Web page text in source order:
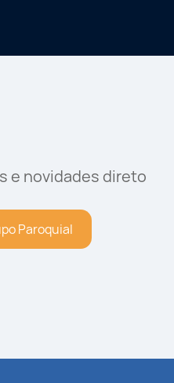
e novidades direto
Paroquial